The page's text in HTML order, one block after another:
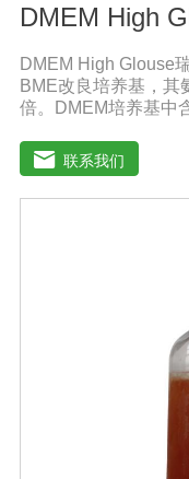
DMEM High
DMEM High Glouse
BME改良培养基，其
倍。DMEM培养基中
基葡萄糖的含量为
含量为4500 mg/L。
DMEM培养基广泛应
联系我们